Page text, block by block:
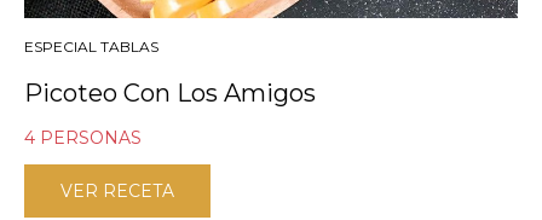
ESPECIAL TABLAS
Picoteo Con Los Amigos
4 PERSONAS
VER RECETA